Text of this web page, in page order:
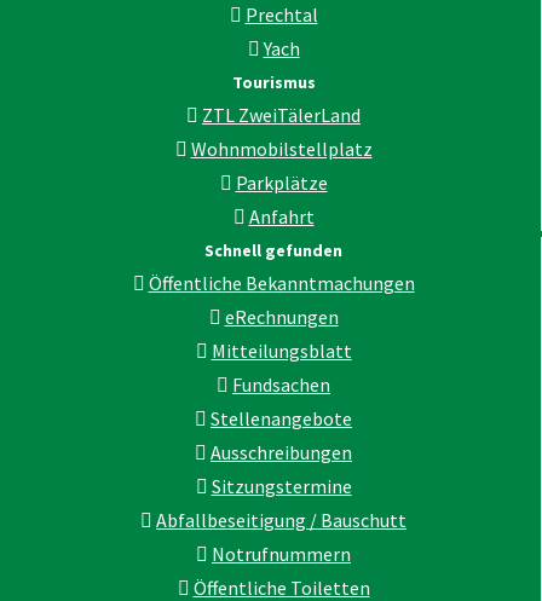
Prechtal
Yach
Tourismus
ZTL ZweiTälerLand
Wohnmobilstellplatz
Parkplätze
Anfahrt
Schnell gefunden
Öffentliche Bekanntmachungen
eRechnungen
Mitteilungsblatt
Fundsachen
Stellenangebote
Ausschreibungen
Sitzungstermine
Abfallbeseitigung / Bauschutt
Notrufnummern
Öffentliche Toiletten